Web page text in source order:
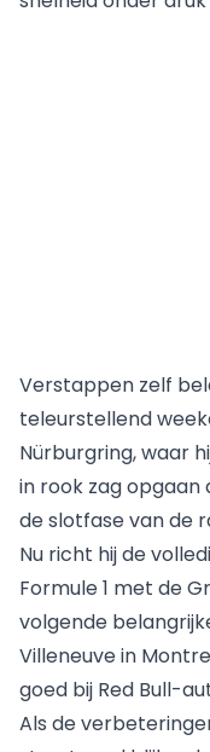
Verstappen zelf
teleurstellend
Nürburgring, waar
in rook zag opgaan
de slotfase van de
Nu richt hij de
Formule 1 met de
volgende
Villeneuve in
goed bij Red Bull-
Als de